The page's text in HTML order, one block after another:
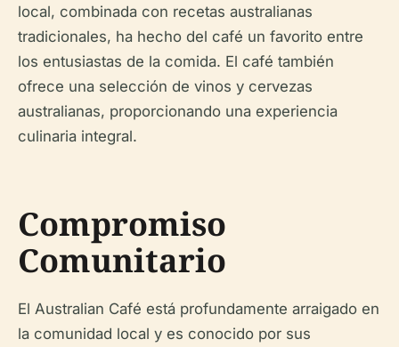
local, combinada con recetas australianas
tradicionales, ha hecho del café un favorito entre
los entusiastas de la comida. El café también
ofrece una selección de vinos y cervezas
australianas, proporcionando una experiencia
culinaria integral.
Compromiso
Comunitario
El Australian Café está profundamente arraigado en
la comunidad local y es conocido por sus